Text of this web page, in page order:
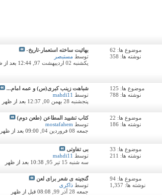
موضوع ها: 62
نوشته ها: 358
بهائیت ساخته استعمار-تاریخ-
توسط مستبصر
یکشنبه 02 اردیبهشت 97,
12:44 بعد از ظهر
موضوع ها: 125
نوشته ها: 788
شباهت زینب کبری(س) و عمه امام...
توسط mahdi11
پنجشنبه 28 بهمن 00,
12:37 بعد از ظهر
موضوع ها: 22
نوشته ها: 186
کتاب تشیید المطاعن (طعن دوم)
توسط mostafahem
جمعه 08 فروردین 04,
09:00 بعد از ظهر
موضوع ها: 33
نوشته ها: 211
بی تفاوتی
توسط mahdi11
سه شنبه 15 تیر 95,
10:38 بعد از ظهر
موضوع ها: 94
نوشته ها: 1,357
گنجینه ی شعر برای لعن
توسطذاکری
جمعه 28 آذر 99,
08:08 قبل از ظهر